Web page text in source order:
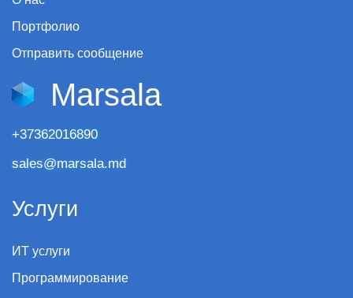
Портфолио
Отправить сообщение
Marsala
+37362016890
sales@marsala.md
Услуги
ИТ услуги
Программирование